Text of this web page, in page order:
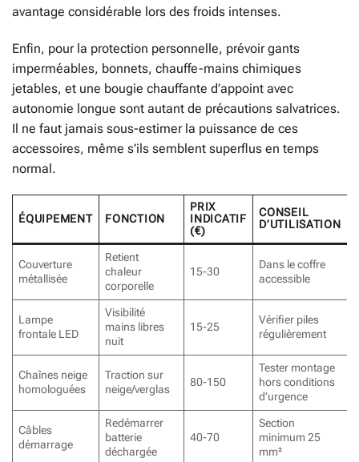
avantage considérable lors des froids intenses.
Enfin, pour la protection personnelle, prévoir gants
imperméables, bonnets, chauffe-mains chimiques
jetables, et une bougie chauffante d’appoint avec
autonomie longue sont autant de précautions salvatrices.
Il ne faut jamais sous-estimer la puissance de ces
accessoires, même s’ils semblent superflus en temps
normal.
ÉQUIPEMENT FONCTION
PRIX
INDICATIF
(€)
CONSEIL
D’UTILISATION
Couverture
métallisée
Retient
chaleur
corporelle
15-30
Dans le coffre
accessible
Lampe
frontale LED
Visibilité
mains libres
nuit
15-25
Vérifier piles
régulièrement
Chaînes neige
homologuées
Traction sur
neige/verglas
80-150
Tester montage
hors conditions
d’urgence
Câbles
démarrage
Redémarrer
batterie
déchargée
40-70
Section
minimum 25
mm²